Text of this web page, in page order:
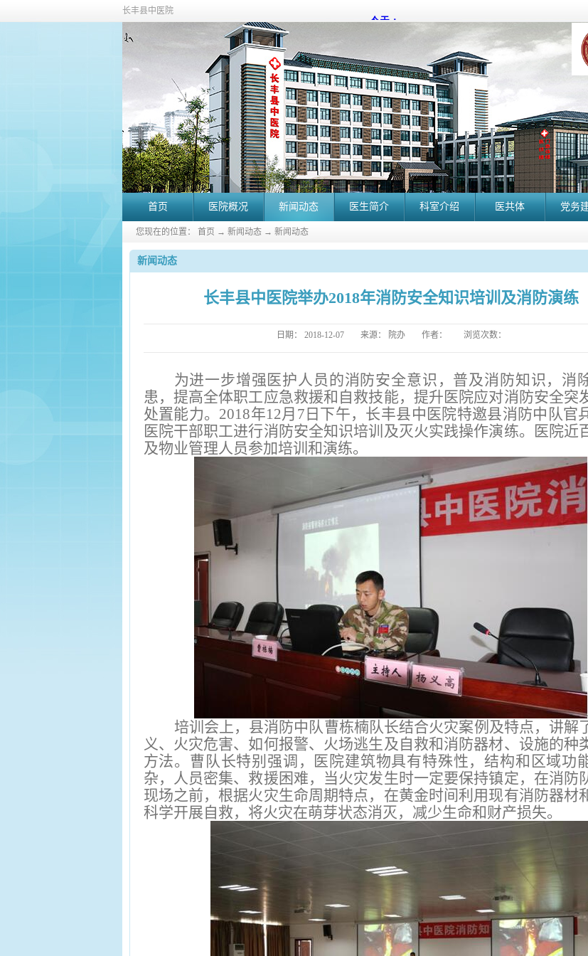
长丰县中医院
首页 医院概况 新闻动态 医生简介 科室介绍 医共体 党务
您现在的位置： 首页 → 新闻动态 → 新闻动态
新闻动态
长丰县中医院举办2018年消防安全知识培训及消防演练
日期： 2018-12-07 来源： 院办 作者： 浏览次数：
为进一步增强医护人员的消防安全意识，普及消防知识，消
患，提高全体职工应急救援和自救技能，提升医院应对消防安全突
处置能力。2018年12月7日下午，长丰县中医院特邀县消防中队官
医院干部职工进行消防安全知识培训及灭火实践操作演练。医院近
及物业管理人员参加培训和演练。
培训会上，县消防中队曹栋楠队长结合火灾案例及特点，讲解
义、火灾危害、如何报警、火场逃生及自救和消防器材、设施的种
方法。曹队长特别强调，医院建筑物具有特殊性，结构和区域功
杂，人员密集、救援困难，当火灾发生时一定要保持镇定，在消防
现场之前，根据火灾生命周期特点，在黄金时间利用现有消防器材
科学开展自救，将火灾在萌芽状态消灭，减少生命和财产损失。